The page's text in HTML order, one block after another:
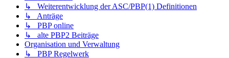
↳ Weiterentwicklung der ASC/PBP(1) Definitionen
↳ Anträge
↳ PBP online
↳ alte PBP2 Beiträge
Organisation und Verwaltung
↳ PBP Regelwerk